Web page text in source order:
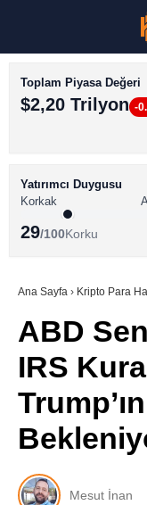
BİTCOİN HABERLERİ
ALTCOİN HABERLERİ
SÖZLÜK
Toplam Piyasa Değeri
$2,20 Trilyon -
Yatırımcı Duygusu
Korkak
29/100Korku
Ana Sayfa › Kripto Para
ABD
IRS
Mesut İnan